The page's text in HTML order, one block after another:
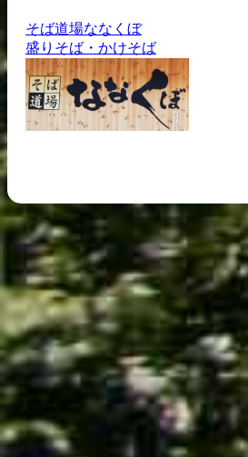
そば道場ななくぼ
盛りそば・かけそば